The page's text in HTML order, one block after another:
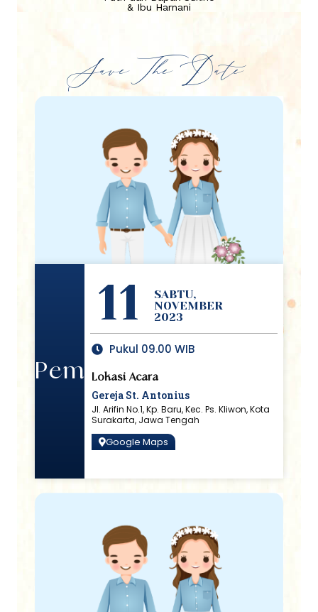
& Ibu Harnani
Save The Date
Pemberkatan
11
SABTU,
NOVEMBER
2023
Pukul 09.00 WIB
Lokasi Acara
Gereja St. Antonius
Jl. Arifin No.1, Kp. Baru, Kec. Ps. Kliwon, Kota
Surakarta, Jawa Tengah
Google Maps